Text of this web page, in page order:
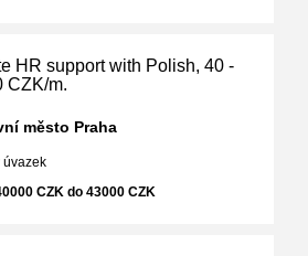
HR support with Polish, 40 -
CZK/m.
město Praha
úvazek
CZK do 43000 CZK